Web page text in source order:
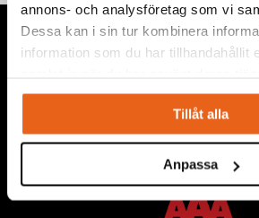
annons- och analysföretag som vi
Dessa kan i sin tur kombinera
information som du har tillhandahållit
Tillåt alla
Anpassa
Vi levererar högkvalitativa
eget varumärke, med fokus på
montage, bygg, anläggning,
installation.